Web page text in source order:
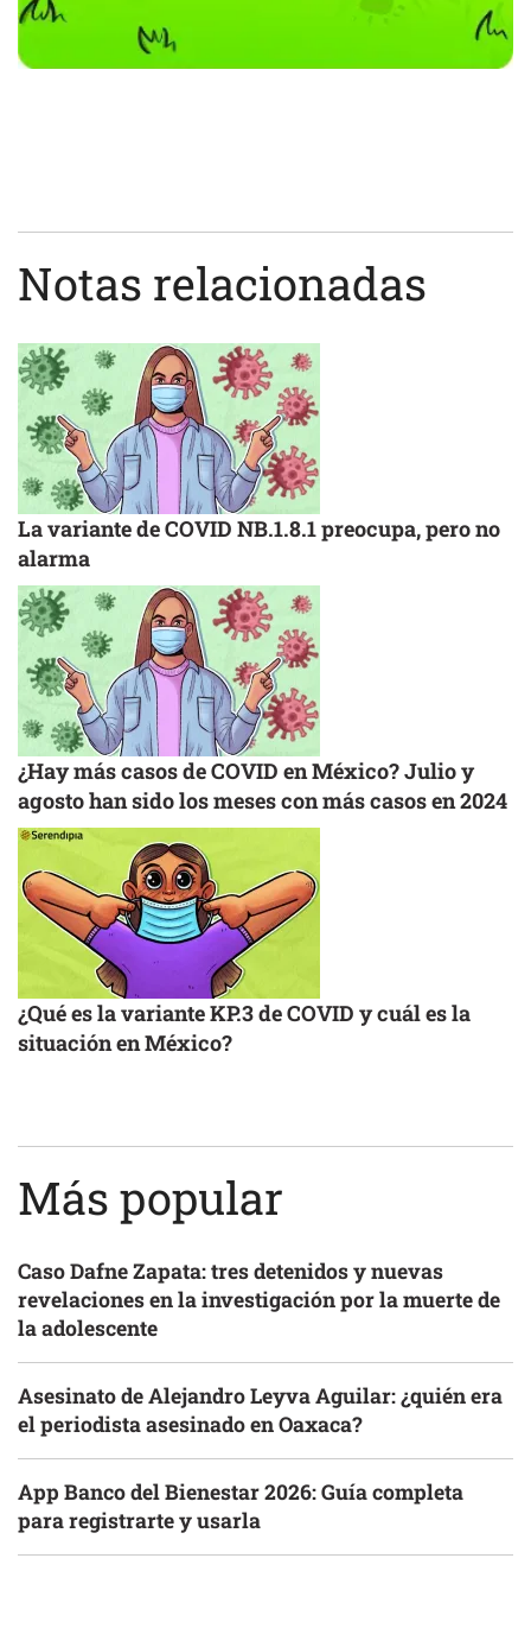
Notas relacionadas
La variante de COVID NB.1.8.1 preocupa, pero no
alarma
¿Hay más casos de COVID en México? Julio y
agosto han sido los meses con más casos en 2024
¿Qué es la variante KP.3 de COVID y cuál es la
situación en México?
Más popular
Caso Dafne Zapata: tres detenidos y nuevas
revelaciones en la investigación por la muerte de
la adolescente
Asesinato de Alejandro Leyva Aguilar: ¿quién era
el periodista asesinado en Oaxaca?
App Banco del Bienestar 2026: Guía completa
para registrarte y usarla